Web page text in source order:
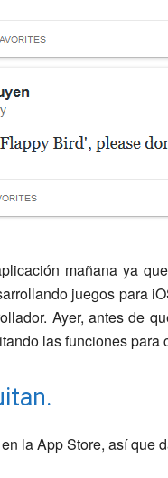
mañana ya
juegos para
Ayer, antes de
las funciones para
la App Store, así que